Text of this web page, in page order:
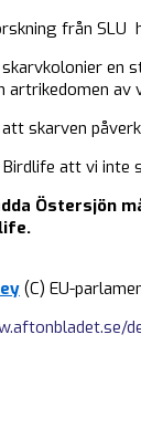
från SLU
en
artrikedomen
skarven
att vi inte
Östersjön
(C) EU-